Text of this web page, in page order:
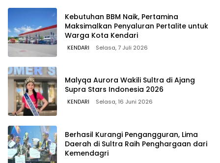
Kebutuhan BBM Naik, Pertamina
Maksimalkan Penyaluran Pertalite untuk
Warga Kota Kendari
KENDARI Selasa, 7 Juli 2026
Malyqa Aurora Wakili Sultra di Ajang
Supra Stars Indonesia 2026
KENDARI Selasa, 16 Juni 2026
Berhasil Kurangi Pengangguran, Lima
Daerah di Sultra Raih Penghargaan dari
Kemendagri